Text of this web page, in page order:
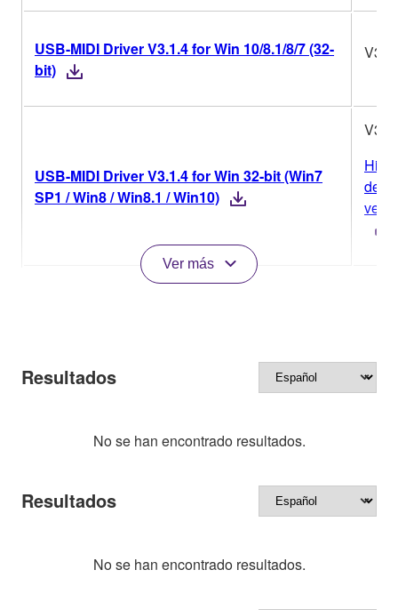
USB-MIDI Driver V3.1.4 for Win 10/8.1/8/7 (32-
bit)
USB-MIDI Driver V3.1.4 for Win 32-bit (Win7
SP1 / Win8 / Win8.1 / Win10)
de
Ver más
Resultados
No se han encontrado resultados.
Resultados
No se han encontrado resultados.